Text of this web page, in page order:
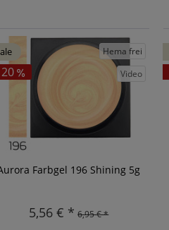
Hema frei
Video
Farbgel 196 Shining 5g
5,56 € * 6,95 € *